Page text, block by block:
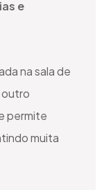
e
na sala de
outro
permite
muita